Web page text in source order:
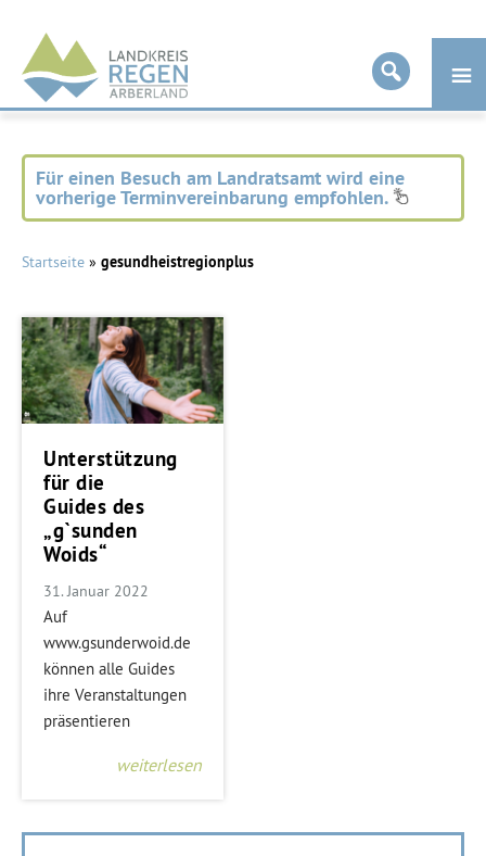
Landkreis
Regen
Für einen Besuch am Landratsamt wird eine
vorherige Terminvereinbarung empfohlen.
Startseite » gesundheistregionplus
Unterstützung
für die
Guides des
„g`sunden
Woids“
31. Januar 2022
Auf
www.gsunderwoid.de
können alle Guides
ihre Veranstaltungen
präsentieren
weiterlesen